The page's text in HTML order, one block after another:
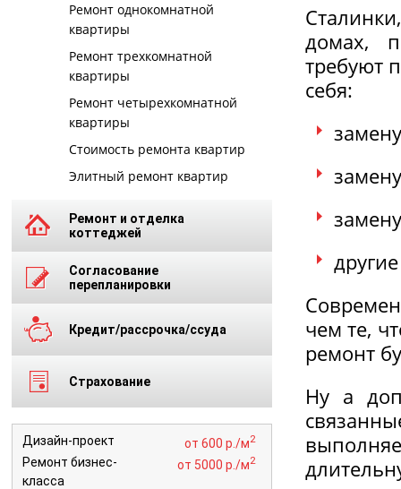
домах,
требуют
себя:
чем те,
ремонт
Ну а
Ремонт однокомнатной
квартиры
Ремонт трехкомнатной
квартиры
Ремонт четырехкомнатной
квартиры
Стоимость ремонта квартир
Элитный ремонт квартир
Ремонт и отделка
коттеджей
Согласование
перепланировки
Кредит/рассрочка/ссуда
Страхование
Дизайн-проект от 600 р./м2
Ремонт бизнес-
класса
от 5000 р./м2